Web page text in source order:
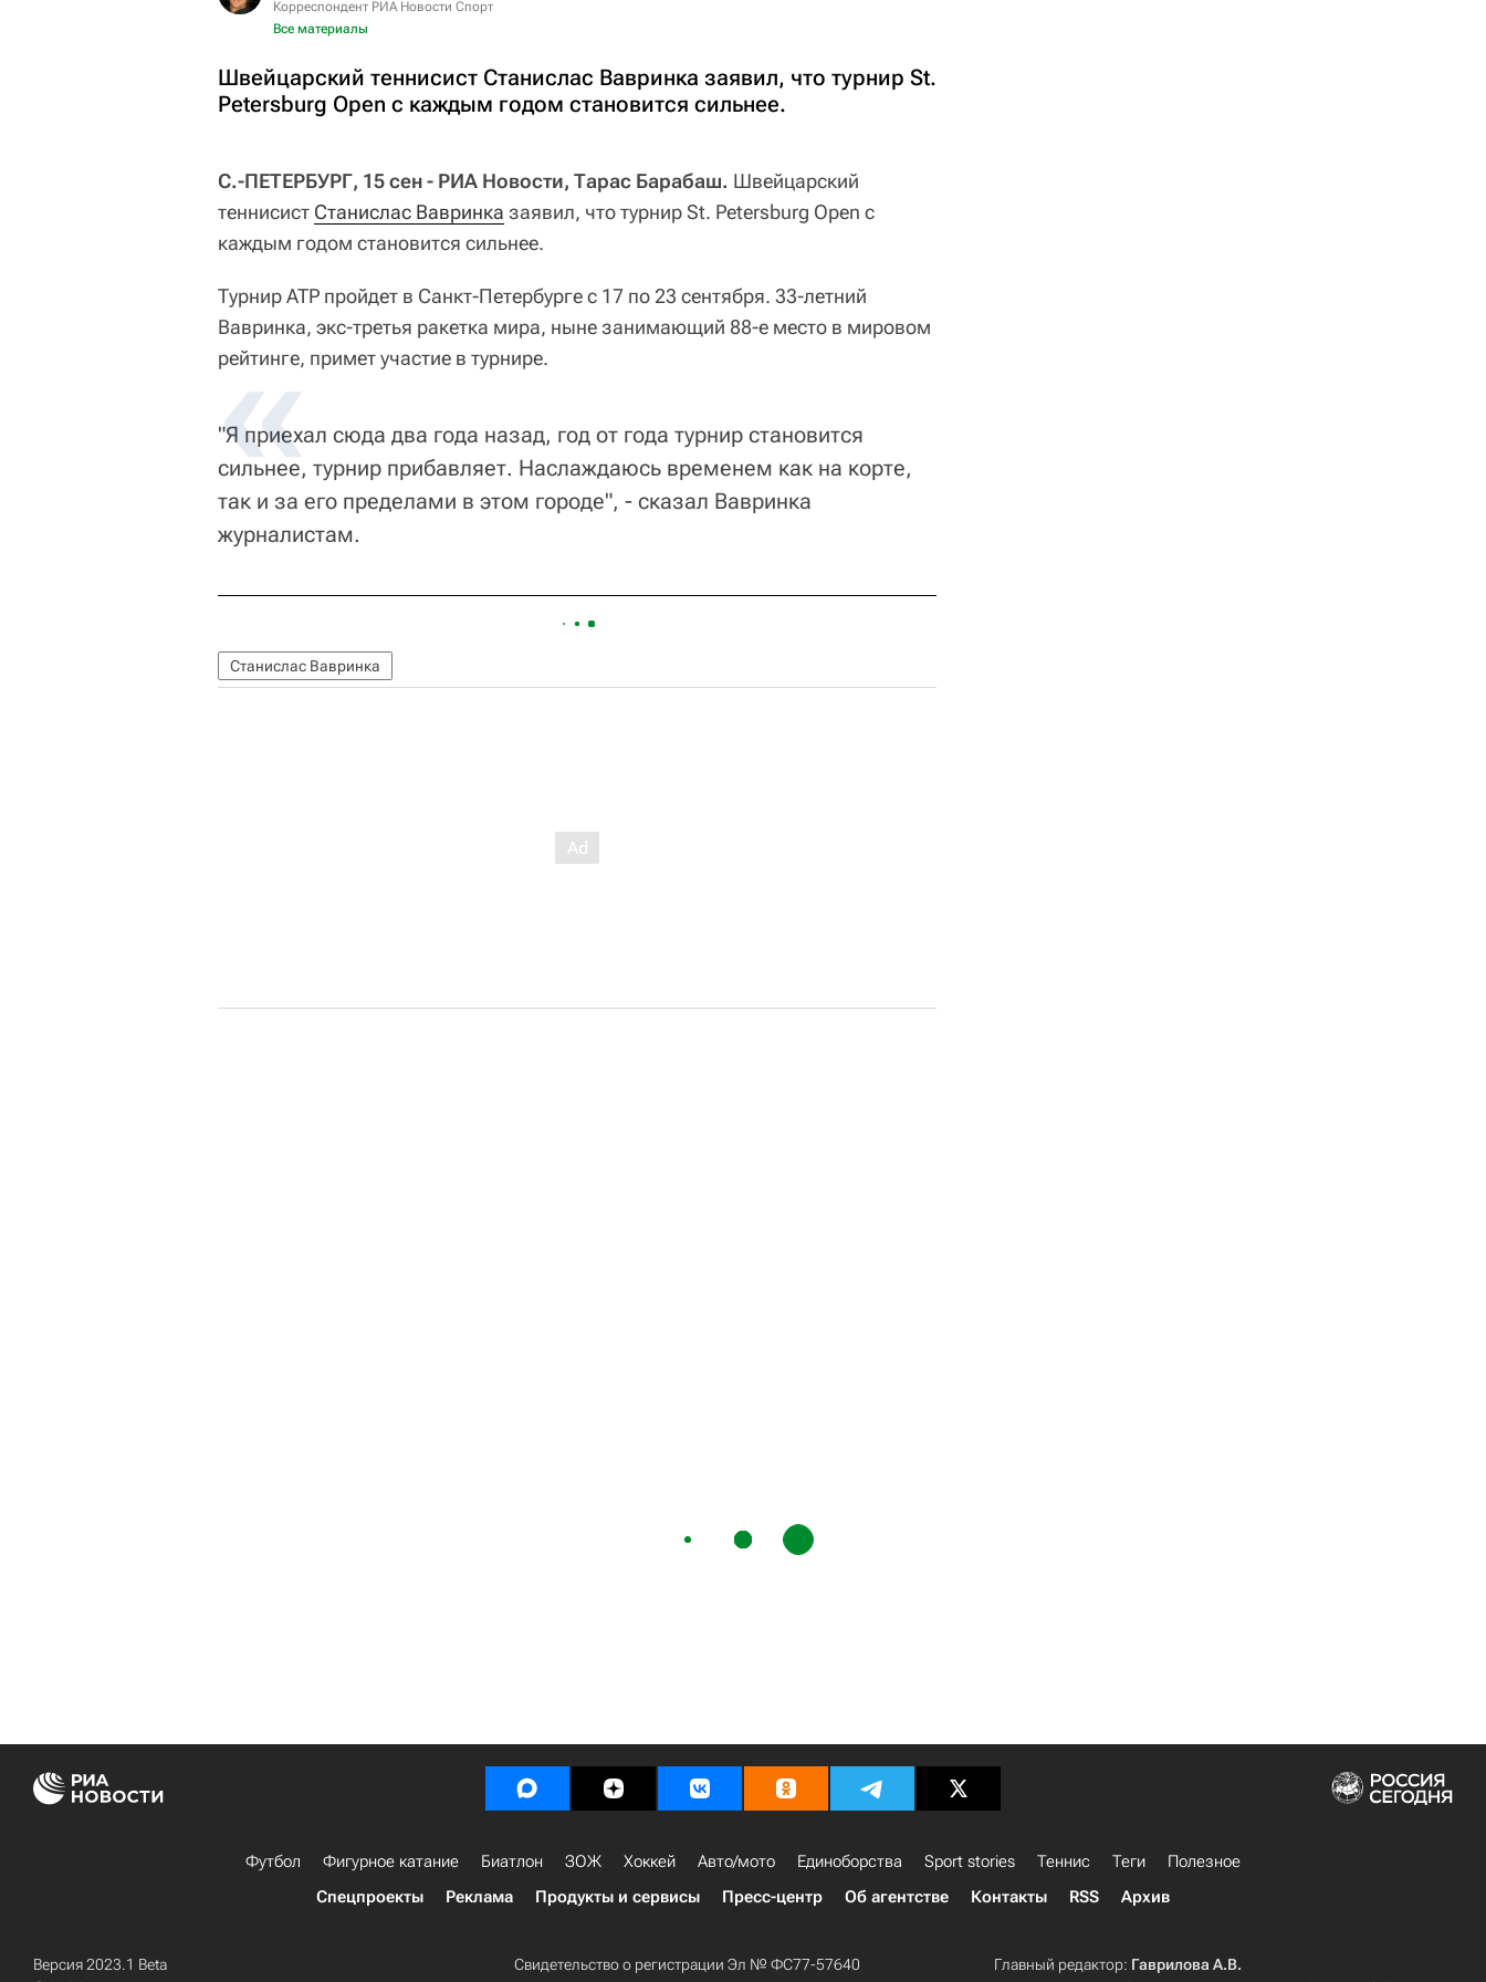
Корреспондент РИА Новости Спорт
Все материалы
Швейцарский теннисист Станислас Вавринка заявил, что турнир St.
Petersburg Open с каждым годом становится сильнее.
С.-ПЕТЕРБУРГ, 15 сен - РИА Новости, Тарас Барабаш. Швейцарский
теннисист Станислас Вавринка заявил, что турнир St. Petersburg Open с
каждым годом становится сильнее.
Турнир ATP пройдет в Санкт-Петербурге с 17 по 23 сентября. 33-летний
Вавринка, экс-третья ракетка мира, ныне занимающий 88-е место в мировом
рейтинге, примет участие в турнире.
"Я приехал сюда два года назад, год от года турнир становится
сильнее, турнир прибавляет. Наслаждаюсь временем как на корте,
так и за его пределами в этом городе", - сказал Вавринка
журналистам.
Станислас Вавринка
Футбол Фигурное катание Биатлон ЗОЖ Хоккей Авто/мото Единоборства Sport stories Теннис Теги
Полезное
Спецпроекты
Реклама Продукты и сервисы Пресс-центр Об агентстве Контакты RSS Архив
Версия 2023.1 Beta
Свидетельство о регистрации Эл № ФС77-57640
Главный редактор: Гаврилова А.В.